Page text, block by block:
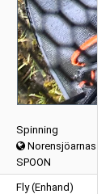
Spinning
Norensjöarnas
SPOON
Fly (Enhand)